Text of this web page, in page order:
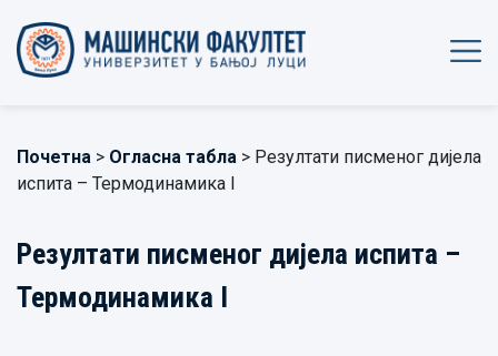
Почетна > Огласна табла > Резултати писменог дијела
испита – Термодинамика I
Резултати писменог дијела испита –
Термодинамика I